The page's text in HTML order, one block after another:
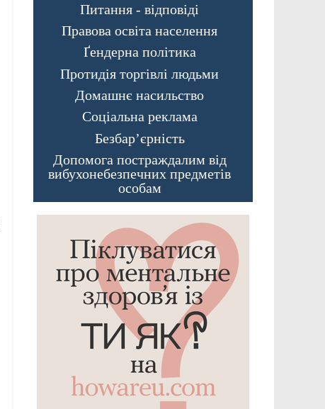
Питання - відповіді
Правова освіта населення
Ґендерна політика
Протидія торгівлі людьми
Домашнє насильство
Соціальна реклама
Безбар’єрність
Допомога постраждалим від
вибухонебезпечних предметів
особам